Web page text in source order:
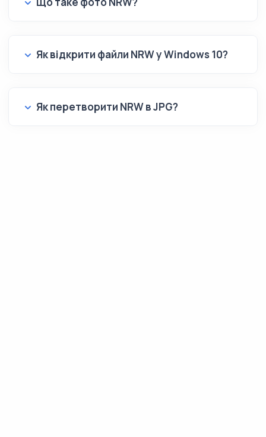
Як відкрити файли NRW у Windows 10?
Як перетворити NRW в JPG?